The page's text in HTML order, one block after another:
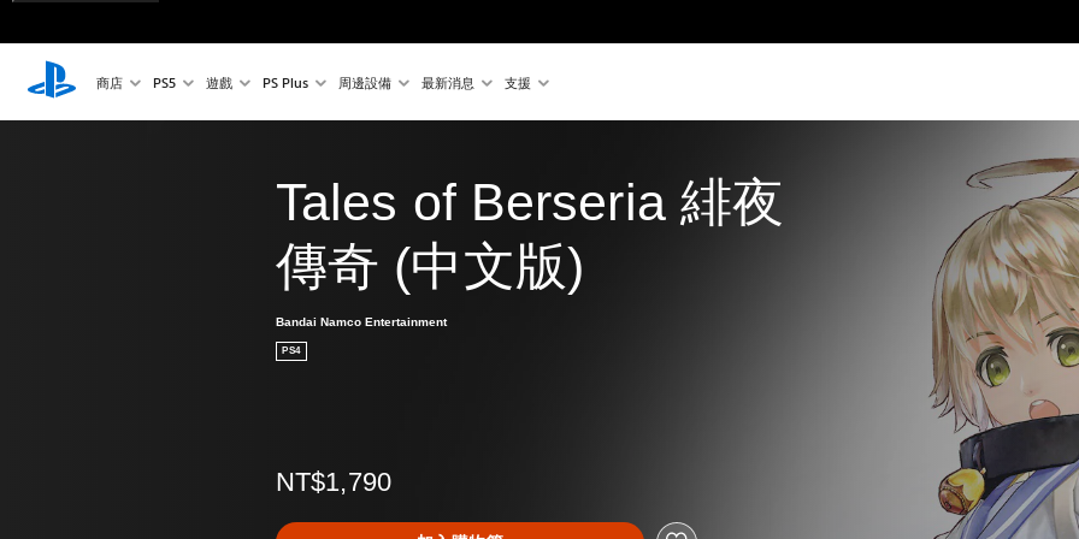
商店 PS5 遊戲 PS Plus 周邊設備 最新消息 支援
Tales of Berseria 緋夜
傳奇 (中文版)
Bandai Namco Entertainment
PS4
NT$1,790